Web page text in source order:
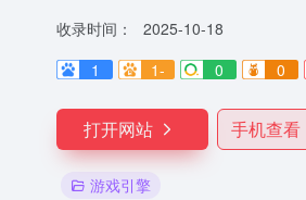
收录时间：
2025-10-18
1
1- 0 0
打开网站 手机查看
游戏引擎